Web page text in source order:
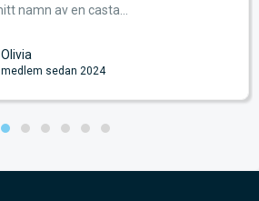
namn av en casta...
Olivia
medlem sedan 2024